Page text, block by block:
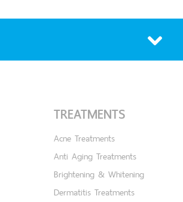
TREATMENTS
Acne Treatments
Anti Aging Treatments
Brightening & Whitening
Dermatitis Treatments